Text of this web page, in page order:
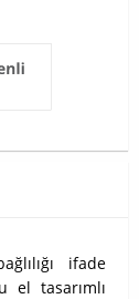
ifade
tasarımlı